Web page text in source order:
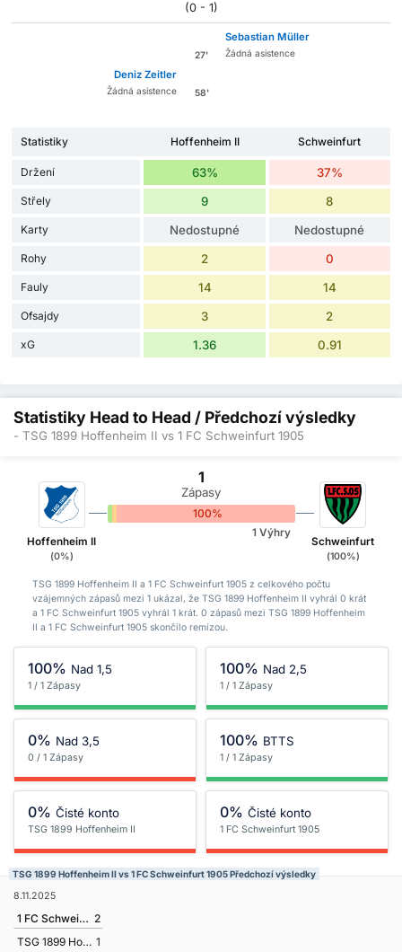
(0 - 1)
27'
Sebastian Müller
Žádná asistence
Deniz Zeitler
Žádná asistence 58'
Statistiky Hoffenheim II Schweinfurt
Držení 63% 37%
Střely 9 8
Karty Nedostupné Nedostupné
Rohy 2 0
Fauly 14 14
Ofsajdy 3 2
xG 1.36 0.91
Statistiky Head to Head / Předchozí výsledky
- TSG 1899 Hoffenheim II vs 1 FC Schweinfurt 1905
Hoffenheim II
(0%)
1
Zápasy
100%
1 Výhry
Schweinfurt
(100%)
TSG 1899 Hoffenheim II a 1 FC Schweinfurt 1905 z celkového počtu
vzájemných zápasů mezi 1 ukázal, že TSG 1899 Hoffenheim II vyhrál 0 krát
a 1 FC Schweinfurt 1905 vyhrál 1 krát. 0 zápasů mezi TSG 1899 Hoffenheim
II a 1 FC Schweinfurt 1905 skončilo remízou.
100% Nad 1,5
1 / 1 Zápasy
100% Nad 2,5
1 / 1 Zápasy
0% Nad 3,5
0 / 1 Zápasy
100% BTTS
1 / 1 Zápasy
0% Čisté konto
TSG 1899 Hoffenheim II
0% Čisté konto
1 FC Schweinfurt 1905
TSG 1899 Hoffenheim II vs 1 FC Schweinfurt 1905 Předchozí výsledky
8.11.2025
1 FC Schweinfurt 1905 2
TSG 1899 Hoffenheim II 1